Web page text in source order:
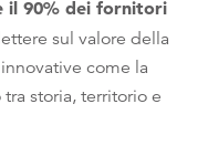
il 90% dei fornitori
sul valore della
come la
storia, territorio e